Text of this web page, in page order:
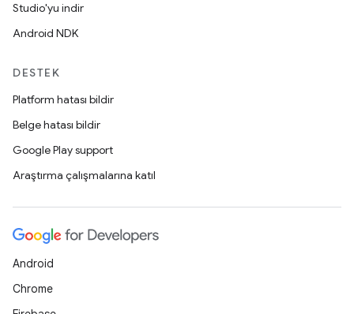
Studio'yu indir
Android NDK
DESTEK
Platform hatası bildir
Belge hatası bildir
Google Play support
Araştırma çalışmalarına katıl
Android
Chrome